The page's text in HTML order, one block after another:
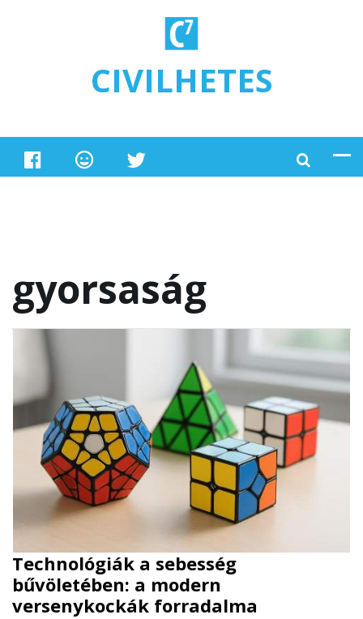
CIVILHETES
gyorsaság
Technológiák a sebesség
bűvöletében: a modern
versenykockák forradalma